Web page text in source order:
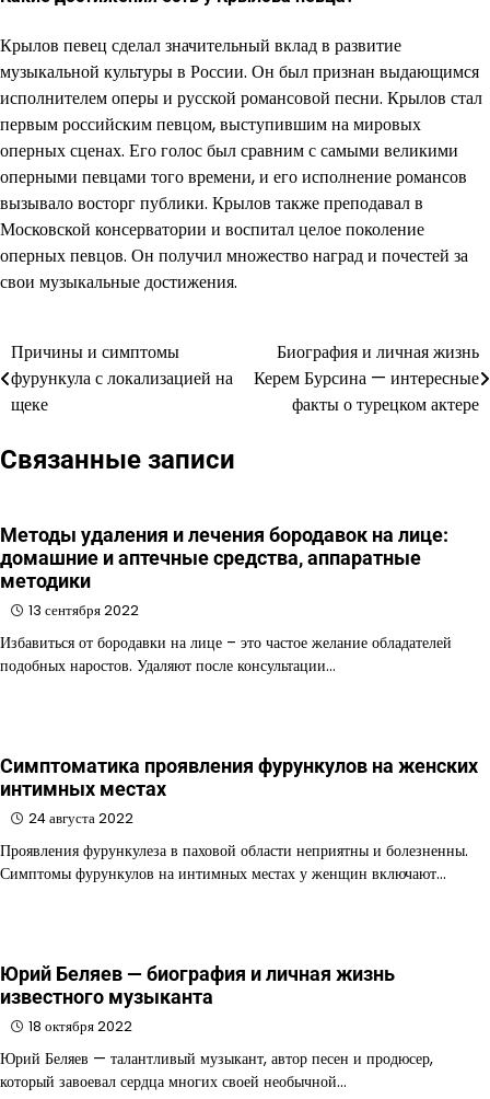
Крылов певец сделал значительный вклад в развитие
музыкальной культуры в России. Он был признан выдающимся
исполнителем оперы и русской романсовой песни. Крылов стал
первым российским певцом, выступившим на мировых
оперных сценах. Его голос был сравним с самыми великими
оперными певцами того времени, и его исполнение романсов
вызывало восторг публики. Крылов также преподавал в
Московской консерватории и воспитал целое поколение
оперных певцов. Он получил множество наград и почестей за
свои музыкальные достижения.
Навигация
по
Причины и симптомы
фурункула с локализацией на
щеке
Биография и личная жизнь
Керем Бурсина — интересные
факты о турецком актере
Связанные записи
Методы удаления и лечения бородавок на лице:
домашние и аптечные средства, аппаратные
методики
13 сентября 2022
Избавиться от бородавки на лице – это частое желание обладателей
подобных наростов. Удаляют после консультации…
Симптоматика проявления фурункулов на женских
интимных местах
24 августа 2022
Проявления фурункулеза в паховой области неприятны и болезненны.
Симптомы фурункулов на интимных местах у женщин включают…
Юрий Беляев — биография и личная жизнь
известного музыканта
18 октября 2022
Юрий Беляев — талантливый музыкант, автор песен и продюсер,
который завоевал сердца многих своей необычной…